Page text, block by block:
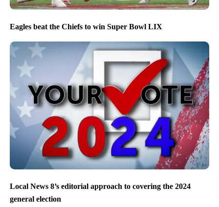
Eagles beat the Chiefs to win Super Bowl LIX
Local News 8’s editorial approach to covering the 2024
general election